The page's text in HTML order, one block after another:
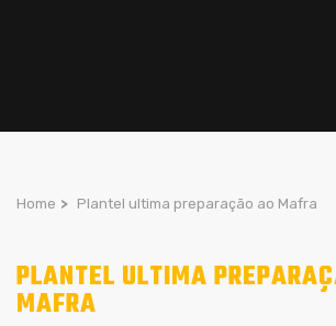
Home > Plantel ultima preparação ao Mafra
PLANTEL ULTIMA
MAFRA